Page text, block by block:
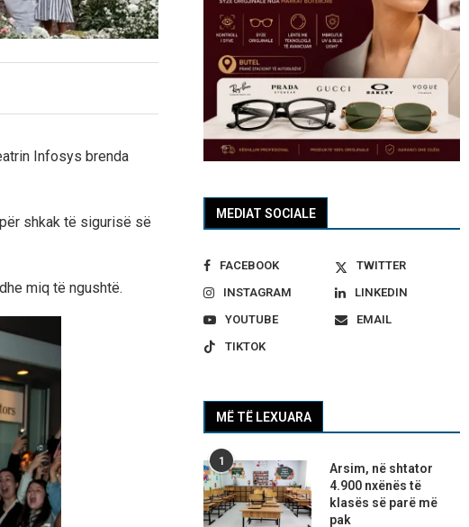
Infosys brenda
shkak të sigurisë së
miq të ngushtë.
MEDIAT SOCIALE
FACEBOOK
TWITTER
INSTAGRAM
LINKEDIN
YOUTUBE
EMAIL
TIKTOK
MË TË LEXUARA
1
Arsim, në shtator
4.900 nxënës të
klasës së parë më
pak